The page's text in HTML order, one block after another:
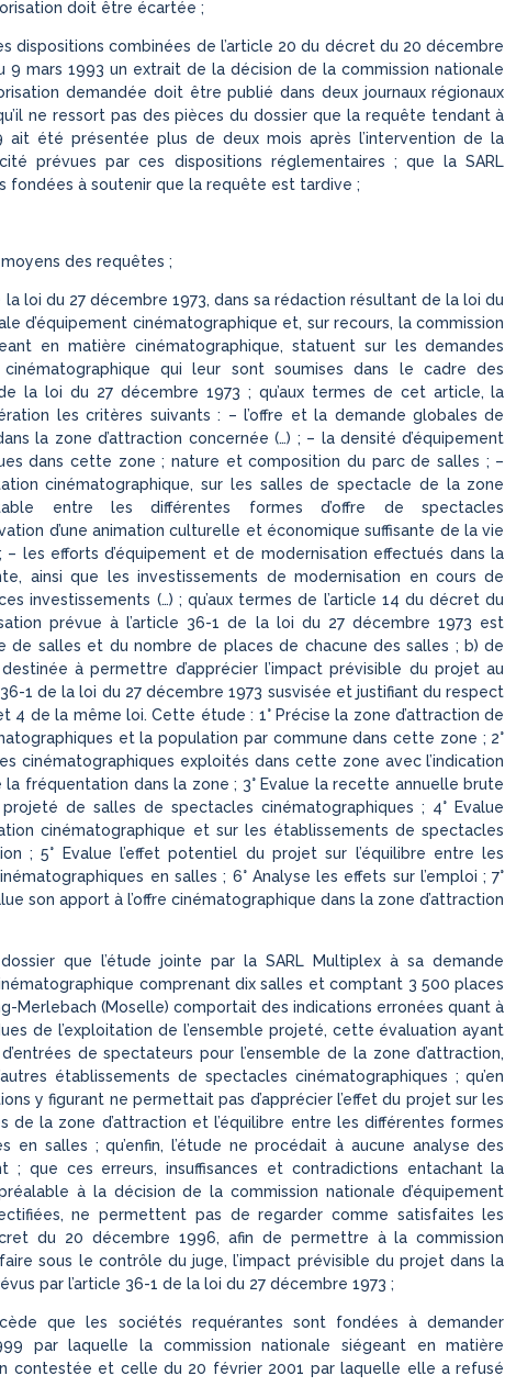
doit être écartée ;
dispositions combinées de l’article 20 du décret du 20 décembre
mars 1993 un extrait de la décision de la commission nationale
demandée doit être publié dans deux journaux régionaux
ne ressort pas des pièces du dossier que la requête tendant à
ait été présentée plus de deux mois après l’intervention de la
prévues par ces dispositions réglementaires ; que la SARL
fondées à soutenir que la requête est tardive ;
moyens des requêtes ;
la loi du 27 décembre 1973, dans sa rédaction résultant de la loi du
d’équipement cinématographique et, sur recours, la commission
en matière cinématographique, statuent sur les demandes
cinématographique qui leur sont soumises dans le cadre des
la loi du 27 décembre 1973 ; qu’aux termes de cet article, la
les critères suivants : – l’offre et la demande globales de
la zone d’attraction concernée (…) ; – la densité d’équipement
dans cette zone ; nature et composition du parc de salles ; –
cinématographique, sur les salles de spectacle de la zone
entre les différentes formes d’offre de spectacles
d’une animation culturelle et économique suffisante de la vie
les efforts d’équipement et de modernisation effectués dans la
ainsi que les investissements de modernisation en cours de
investissements (…) ; qu’aux termes de l’article 14 du décret du
prévue à l’article 36-1 de la loi du 27 décembre 1973 est
de salles et du nombre de places de chacune des salles ; b) de
destinée à permettre d’apprécier l’impact prévisible du projet au
1 de la loi du 27 décembre 1973 susvisée et justifiant du respect
4 de la même loi. Cette étude : 1° Précise la zone d’attraction de
et la population par commune dans cette zone ; 2°
cinématographiques exploités dans cette zone avec l’indication
fréquentation dans la zone ; 3° Evalue la recette annuelle brute
de salles de spectacles cinématographiques ; 4° Evalue
cinématographique et sur les établissements de spectacles
; 5° Evalue l’effet potentiel du projet sur l’équilibre entre les
en salles ; 6° Analyse les effets sur l’emploi ; 7°
son apport à l’offre cinématographique dans la zone d’attraction
que l’étude jointe par la SARL Multiplex à sa demande
comprenant dix salles et comptant 3 500 places
Merlebach (Moselle) comportait des indications erronées quant à
de l’exploitation de l’ensemble projeté, cette évaluation ayant
de spectateurs pour l’ensemble de la zone d’attraction,
établissements de spectacles cinématographiques ; qu’en
y figurant ne permettait pas d’apprécier l’effet du projet sur les
de la zone d’attraction et l’équilibre entre les différentes formes
en salles ; qu’enfin, l’étude ne procédait à aucune analyse des
; que ces erreurs, insuffisances et contradictions entachant la
à la décision de la commission nationale d’équipement
ne permettent pas de regarder comme satisfaites les
du 20 décembre 1996, afin de permettre à la commission
sous le contrôle du juge, l’impact prévisible du projet dans la
par l’article 36-1 de la loi du 27 décembre 1973 ;
que les sociétés requérantes sont fondées à demander
par laquelle la commission nationale siégeant en matière
contestée et celle du 20 février 2001 par laquelle elle a refusé